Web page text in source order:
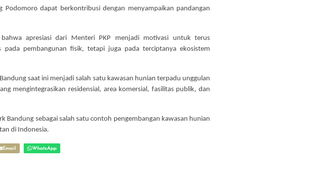
dapat berkontribusi dengan menyampaikan pandangan
apresiasi dari Menteri PKP menjadi motivasi untuk terus
pembangunan fisik, tetapi juga pada terciptanya ekosistem
saat ini menjadi salah satu kawasan hunian terpadu unggulan
mengintegrasikan residensial, area komersial, fasilitas publik, dan
Bandung sebagai salah satu contoh pengembangan kawasan hunian
di Indonesia.
Email WhatsApp